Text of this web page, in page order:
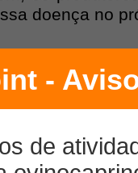
doença no
em
vista na
testando
para essa
mais